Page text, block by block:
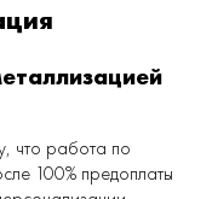
фазы (англ.
PVD) - метод
и
и блеск,
фактуру. Этот
предметов
и сотовых
что работа по
100% предоплаты